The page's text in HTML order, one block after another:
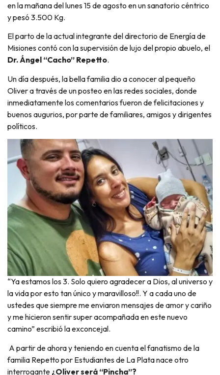
en la mañana del lunes 15 de agosto en un sanatorio céntrico
y pesó 3.500 Kg.
El parto de la actual integrante del directorio de Energía de
Misiones contó con la supervisión de lujo del propio abuelo, el
Dr. Ángel “Cacho” Repetto.
Un día después, la bella familia dio a conocer al pequeño
Oliver a través de un posteo en las redes sociales, donde
inmediatamente los comentarios fueron de felicitaciones y
buenos augurios, por parte de familiares, amigos y dirigentes
políticos.
“Ya estamos los 3. Solo quiero agradecer a Dios, al universo y
la vida por esto tan único y maravilloso!!. Y a cada uno de
ustedes que siempre me enviaron mensajes de amor y cariño
y me hicieron sentir super acompañada en este nuevo
camino” escribió la exconcejal.
A partir de ahora y teniendo en cuenta el fanatismo de la
familia Repetto por Estudiantes de La Plata nace otro
interrogante ¿Oliver será “Pincha”?